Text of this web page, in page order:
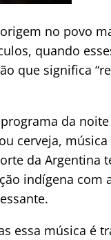
no povo
quando
que significa
da
cerveja,
da Argentina
indígena com
essa música é